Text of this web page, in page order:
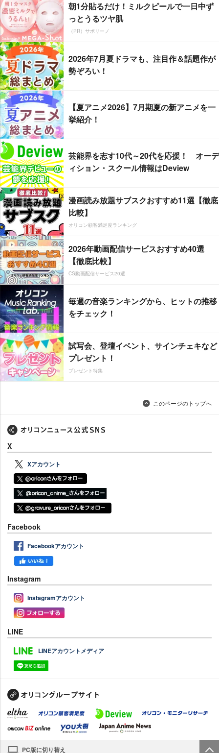
朝1分貼るだけ！ミルクピールで一日中ず
っとうるツヤ肌
（PR）サボリーノ
2026年7月夏ドラマも、注目作＆話題作が
勢ぞろい！
【夏アニメ2026】7月期夏の新アニメを一
挙紹介！
芸能界を志す10代～20代を応援！ オーデ
ィション・スクール情報はDeview
漫画読み放題サブスクおすすめ11選【徹底
比較】
オリコン顧客満足度ランキング
2026年動画配信サービスおすすめ40選
【徹底比較】
CS動画配信サービス20選
毎週の音楽ランキングから、ヒットの推移
をチェック！
試写会、登壇イベント、サインチェキなど
プレゼント！
プレゼント特集
このページのトップへ
X
Xアカウント
Facebook
Facebookアカウント
Instagram
Instagramアカウント
LINE
LINEアカウントメディア
PC版に切り替え